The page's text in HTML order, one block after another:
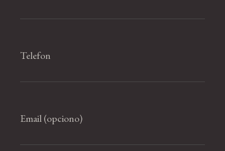
Telefon
Email (opciono)